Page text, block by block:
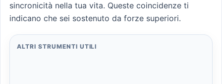
sincronicità nella tua vita. Queste coincidenze ti
indicano che sei sostenuto da forze superiori.
ALTRI STRUMENTI UTILI